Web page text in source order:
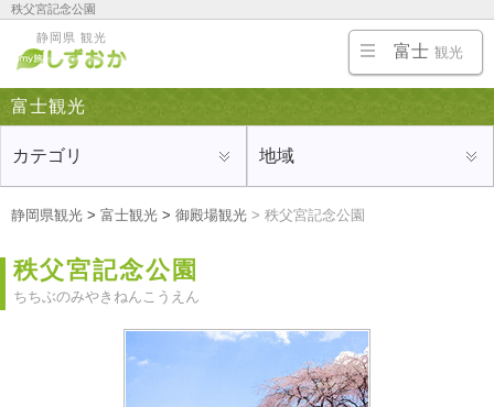
秩父宮記念公園
富士宮・御殿場・富士五湖、富士山周辺の旅行にオススメの観光地、ホテルや旅館、温泉、名
物・ご当地グルメ、お土産を紹介
静岡県 観光
富士 観光
富士観光
カテゴリ 地域
静岡県観光 > 富士観光 > 御殿場観光 > 秩父宮記念公園
秩父宮記念公園
ちちぶのみやきねんこうえん